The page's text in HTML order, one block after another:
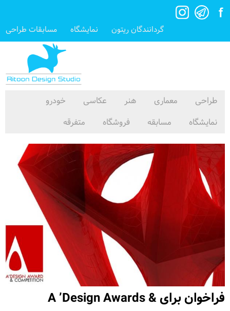
گردانندگان ریتون نمایشگاه مسابقات طراحی
طراحی معماری هنر عکاسی
خودرو
نمایشگاه
مسابقه فروشگاه متفرقه
فراخوان برای A ’Design Awards &